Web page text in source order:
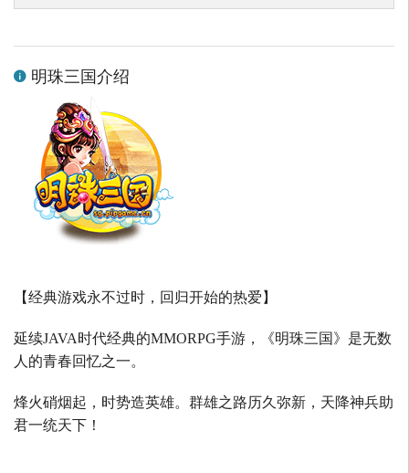
明珠三国介绍
【经典游戏永不过时，回归开始的热爱】
延续JAVA时代经典的MMORPG手游，《明珠三国》是无数
人的青春回忆之一。
烽火硝烟起，时势造英雄。群雄之路历久弥新，天降神兵助
君一统天下！